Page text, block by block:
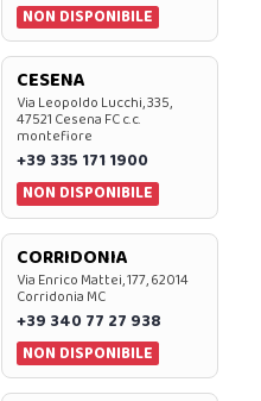
NON DISPONIBILE
CESENA
Via Leopoldo Lucchi, 335,
47521 Cesena FC c.c.
montefiore
+39 335 171 1900
NON DISPONIBILE
CORRIDONIA
Via Enrico Mattei, 177, 62014
Corridonia MC
+39 340 77 27 938
NON DISPONIBILE